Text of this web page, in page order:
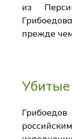
из
прежде